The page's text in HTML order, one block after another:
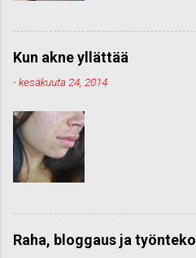
Kun akne yllättää
-kesäkuuta 24, 2014
Raha, bloggaus ja työnteko